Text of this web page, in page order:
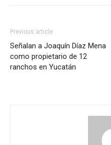
Previous article
Señalan a Joaquín Díaz Mena
como propietario de 12
ranchos en Yucatán